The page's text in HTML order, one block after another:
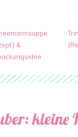
&
kleine